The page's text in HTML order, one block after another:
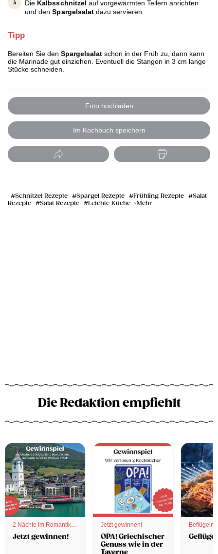
Die Kalbsschnitzel auf vorgewärmten Tellern anrichten
und denSpargelsalat dazu servieren.
Tipp
Bereiten Sie den Spargelsalat schon in der Früh zu, dann kann
die Marinade gut einziehen. Eventuell die Stangen in 3 cm lange
Stücke schneiden.
Foto hochladen
Im Kochbuch speichern
Schnitzel Rezepte Spargel Rezepte Frühling Rezepte
Salat
Rezepte
Salat Rezepte Leichte Küche Mehr
Die Redaktion empfiehlt
2 Nächte im Romantik
Hotel
Jetzt gewinnen!
Jetzt gewinnen!
OPA! Griechischer
Genuss wie in der
Taverne